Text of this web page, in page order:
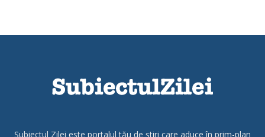
Subiectul Zilei este portalul tău de știri care aduce în prim-plan